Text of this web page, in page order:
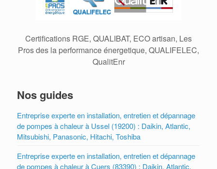
Certifications RGE, QUALIBAT, ECO artisan, Les
Pros des la performance énergetique, QUALIFELEC,
QualitEnr
Nos guides
Entreprise experte en installation, entretien et dépannage
de pompes à chaleur à Ussel (19200) : Daikin, Atlantic,
Mitsubishi, Panasonic, Hitachi, Toshiba
Entreprise experte en installation, entretien et dépannage
de pompes à chaleur à Cuers (83390) : Daikin, Atlantic,